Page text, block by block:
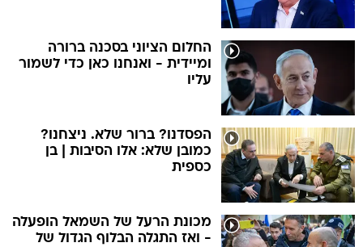
החלום הציוני בסכנה ברורה
ומיידית - ואנחנו כאן כדי לשמור
עליו
הפסדנו? ברור שלא. ניצחנו?
כמובן שלא: אלו הסיבות | בן
כספית
מכונת הרעל של השמאל הופעלה
- ואז התגלה הבלוף הגדול של